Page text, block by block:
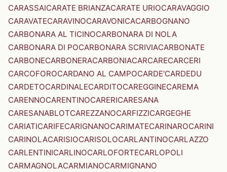
CARASSAICARATE BRIANZACARATE URIOCARAVAGGIO
CARAVATECARAVINOCARAVONICACARBOGNANO
CARBONARA AL TICINOCARBONARA DI NOLA
CARBONARA DI POCARBONARA SCRIVIACARBONATE
CARBONECARBONERACARBONIACARCARECARCERI
CARCOFOROCARDANO AL CAMPOCARDE'CARDEDU
CARDETOCARDINALECARDITOCAREGGINECAREMA
CARENNOCARENTINOCARERICARESANA
CARESANABLOTCAREZZANOCARFIZZICARGEGHE
CARIATICARIFECARIGNANOCARIMATECARINAROCARINI
CARINOLACARISIOCARISOLOCARLANTINOCARLAZZO
CARLENTINICARLINOCARLOFORTECARLOPOLI
CARMAGNOLACARMIANOCARMIGNANO